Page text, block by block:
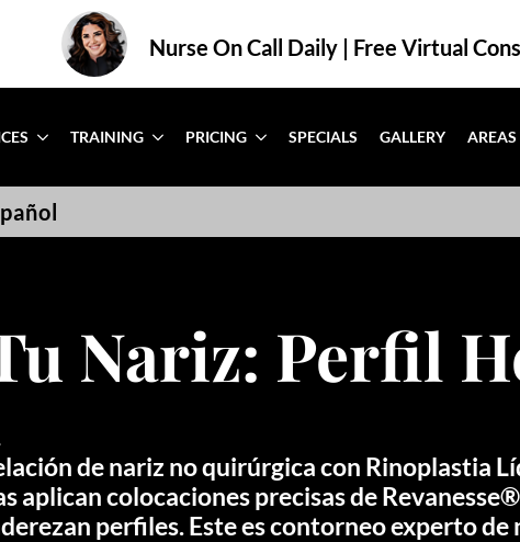
Nurse On Call Daily | Free Virtual
TRAINING PRICING SPECIALS GALLERY AREAS
Nariz: Perfil
de nariz no quirúrgica con Rinoplastia
aplican colocaciones precisas de
perfiles. Este es contorneo experto